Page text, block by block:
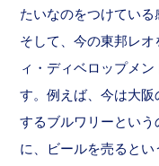
たいなのをつけている
そして、今の東邦レ
ィ・ディベロップメ
す。例えば、今は大
するブルワリーとい
に、ビールを売ると